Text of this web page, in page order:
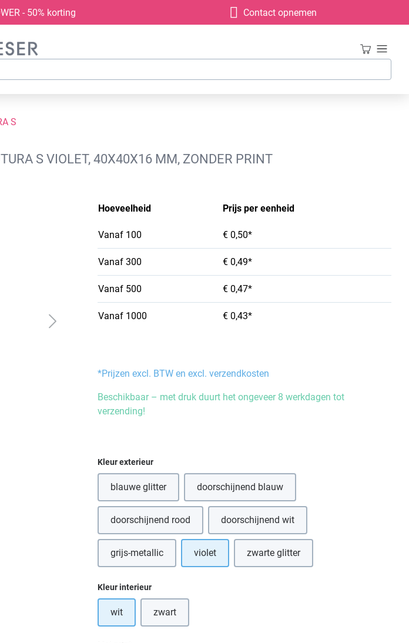
- 50% korting Contact opnemen
S
S VIOLET, 40X40X16 MM, ZONDER PRINT
Hoeveelheid Prijs per eenheid
Vanaf 100 € 0,50*
Vanaf 300 € 0,49*
Vanaf 500 € 0,47*
Vanaf 1000 € 0,43*
*Prijzen excl. BTW en excl. verzendkosten
Beschikbaar – met druk duurt het ongeveer 8 werkdagen tot
verzending!
Selecteer
Kleur exterieur
blauwe glitter doorschijnend blauw
doorschijnend rood doorschijnend wit
grijs-metallic(Deze optie is momenteel niet beschikbaar.)
violet zwarte glitter(Deze optie is momenteel niet
Selecteer
Kleur interieur
wit zwart(Deze optie is momenteel niet beschikbaar.)